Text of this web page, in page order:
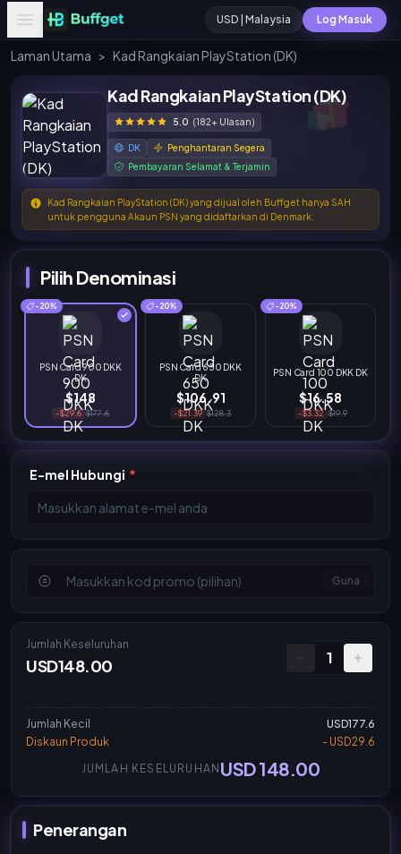
USD | Malaysia Log Masuk
Laman Utama > Kad Rangkaian PlayStation (DK)
Kad Rangkaian PlayStation (DK)
5.0 (182+ Ulasan)
DK
Penghantaran Segera
Pembayaran Selamat & Terjamin
Kad Rangkaian PlayStation (DK) yang dijual oleh Buffget hanya SAH
untuk pengguna Akaun PSN yang didaftarkan di Denmark.
Pilih Denominasi
-20%
PSN Card 900 DKK
DK
$148
-$29.6 $177.6
-20%
PSN Card 650 DKK
DK
$106.91
-$21.39 $128.3
-20%
PSN Card 100 DKK DK
$16.58
-$3.32 $19.9
E-mel Hubungi *
Guna
Jumlah Keseluruhan
USD148.00 1
Jumlah Kecil
USD177.6
Diskaun Produk
- USD29.6
JUMLAH KESELURUHAN USD 148.00
Penerangan